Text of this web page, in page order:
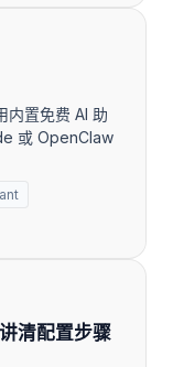
内置免费 AI 助
或 OpenClaw
清配置步骤